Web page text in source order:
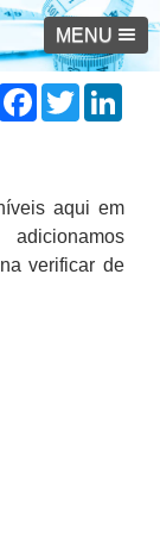
MENU
ShareFacebook
Twitter
aqui em
verificar de